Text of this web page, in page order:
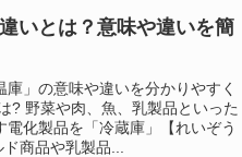
いとは？意味や違いを簡
」の意味や違いを分かりやすく
? 野菜や肉、魚、乳製品といった
化製品を「冷蔵庫」【れいぞう
商品や乳製品...